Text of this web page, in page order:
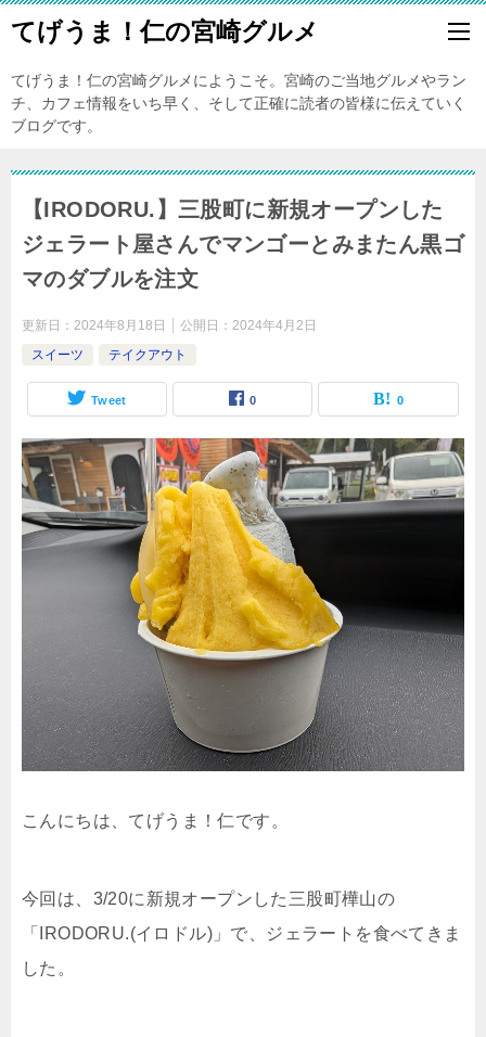
てげうま！仁の宮崎グルメ
てげうま！仁の宮崎グルメにようこそ。宮崎のご当地グルメやラン
チ、カフェ情報をいち早く、そして正確に読者の皆様に伝えていく
ブログです。
【IRODORU.】三股町に新規オープンした
ジェラート屋さんでマンゴーとみまたん黒ゴ
マのダブルを注文
更新日： 2024年8月18日 公開日： 2024年4月2日
スイーツ
テイクアウト
Tweet 0 0
こんにちは、てげうま！仁です。
今回は、3/20に新規オープンした三股町樺山の
「IRODORU.(イロドル)」で、ジェラートを食べてきま
した。